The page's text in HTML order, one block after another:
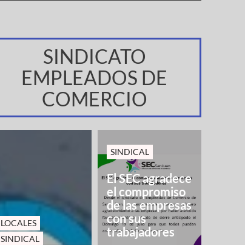
SINDICATO
EMPLEADOS DE
COMERCIO
LOCALES
SINDICAL
SINDICAL
El SEC agradece
el compromiso
de las empresas
con sus
trabajadores